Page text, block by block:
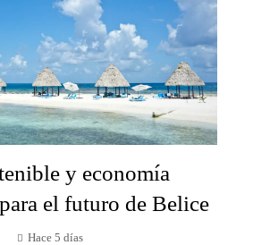
y economía
el futuro de Belice
Hace 5 días